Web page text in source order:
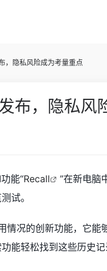
，隐私风险成为考量重点
布，隐私风
能“Recall
”在新电脑
试。
情况的创新功能，它
能轻松找到这些历史